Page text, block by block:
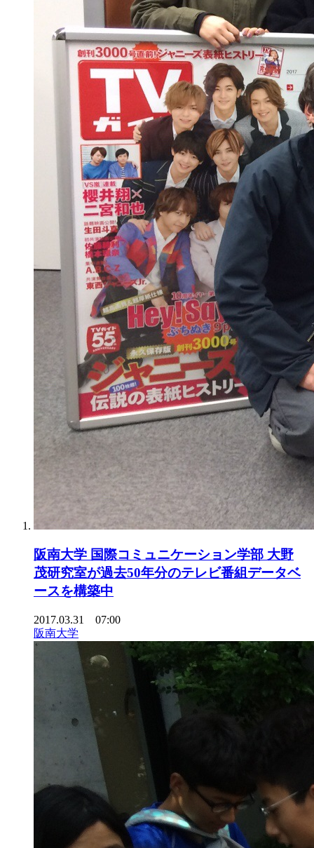
阪南大学 国際コミュニケーション学部 大野
茂研究室が過去50年分のテレビ番組データベ
ースを構築中
2017.03.31 07:00
阪南大学